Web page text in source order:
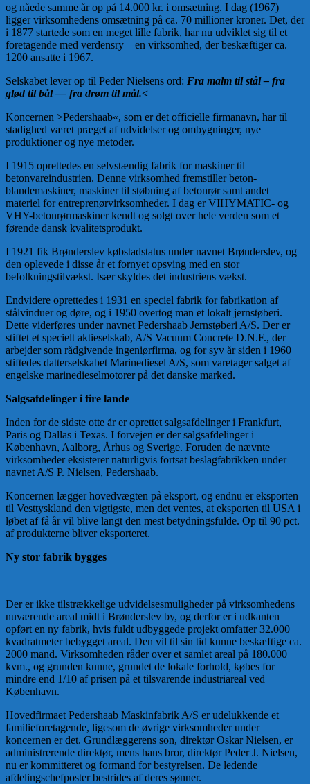
og nåede samme år op på 14.000 kr. i omsætning. I dag (1967)
ligger virksomhedens omsætning på ca. 70 millioner kroner. Det, der
i 1877 startede som en meget lille fabrik, har nu udviklet sig til et
foretagende med verdensry – en virksomhed, der beskæftiger ca.
1200 ansatte i 1967.
Selskabet lever op til Peder Nielsens ord: Fra malm til stål – fra
glød til bål — fra drøm til mål.<
Koncernen >Pedershaab«, som er det officielle firmanavn, har til
stadighed været præget af udvidelser og ombygninger, nye
produktioner og nye metoder.
I 1915 oprettedes en selvstændig fabrik for maskiner til
betonvareindustrien. Denne virksomhed fremstiller beton-
blandemaskiner, maskiner til støbning af betonrør samt andet
materiel for entreprenørvirksomheder. I dag er VIHYMATIC- og
VHY-betonrørmaskiner kendt og solgt over hele verden som et
førende dansk kvalitetsprodukt.
I 1921 fik Brønderslev købstadstatus under navnet Brønderslev, og
den oplevede i disse år et fornyet opsving med en stor
befolkningstilvækst. Især skyldes det industriens vækst.
Endvidere oprettedes i 1931 en speciel fabrik for fabrikation af
stålvinduer og døre, og i 1950 overtog man et lokalt jernstøberi.
Dette viderføres under navnet Pedershaab Jernstøberi A/S. Der er
stiftet et specielt aktieselskab, A/S Vacuum Concrete D.N.F., der
arbejder som rådgivende ingeniørfirma, og for syv år siden i 1960
stiftedes datterselskabet Marinediesel A/S, som varetager salget af
engelske marinedieselmotorer på det danske marked.
Salgsafdelinger i fire lande
Inden for de sidste otte år er oprettet salgsafdelinger i Frankfurt,
Paris og Dallas i Texas. I forvejen er der salgsafdelinger i
København, Aalborg, Århus og Sverige. Foruden de nævnte
virksomheder eksisterer naturligvis fortsat beslagfabrikken under
navnet A/S P. Nielsen, Pedershaab.
Koncernen lægger hovedvægten på eksport, og endnu er eksporten
til Vesttyskland den vigtigste, men det ventes, at eksporten til USA i
løbet af få år vil blive langt den mest betydningsfulde. Op til 90 pct.
af produkterne bliver eksporteret.
Ny stor fabrik bygges
Der er ikke tilstrækkelige udvidelsesmuligheder på virksomhedens
nuværende areal midt i Brønderslev by, og derfor er i udkanten
opført en ny fabrik, hvis fuldt udbyggede projekt omfatter 32.000
kvadratmeter bebygget areal. Den vil til sin tid kunne beskæftige ca.
2000 mand. Virksomheden råder over et samlet areal på 180.000
kvm., og grunden kunne, grundet de lokale forhold, købes for
mindre end 1/10 af prisen på et tilsvarende industriareal ved
København.
Hovedfirmaet Pedershaab Maskinfabrik A/S er udelukkende et
familieforetagende, ligesom de øvrige virksomheder under
koncernen er det. Grundlæggerens son, direktør Oskar Nielsen, er
administrerende direktør, mens hans bror, direktør Peder J. Nielsen,
nu er kommitteret og formand for bestyrelsen. De ledende
afdelingschefposter bestrides af deres sønner.